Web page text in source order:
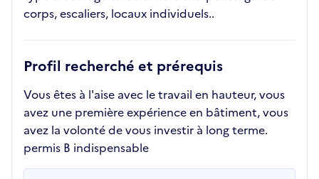
corps, escaliers, locaux individuels..
Profil recherché et prérequis
Vous êtes à l'aise avec le travail en hauteur, vous
avez une première expérience en bâtiment, vous
avez la volonté de vous investir à long terme.
permis B indispensable